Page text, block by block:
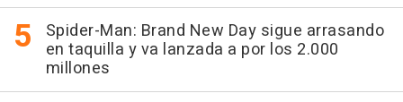
Spider-Man: Brand New Day sigue arrasando
en taquilla y va lanzada a por los 2.000
millones